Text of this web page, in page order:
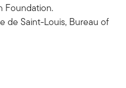
Foundation.
de Saint-Louis, Bureau of